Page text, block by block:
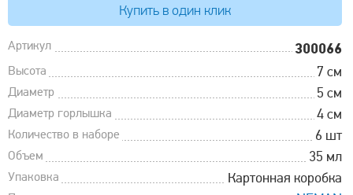
Купить в один клик
Артикул 300066
Высота 7 см
Диаметр 5 см
Диаметр горлышка 4 см
Количество в наборе 6 шт
Объем 35 мл
Упаковка Картонная коробка